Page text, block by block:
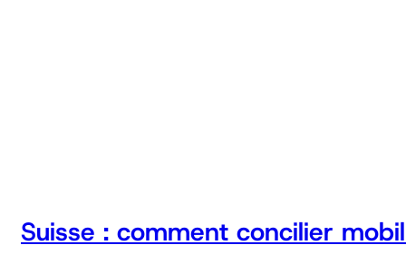
Suisse : comment concilier